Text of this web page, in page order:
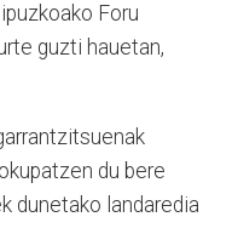
Foru
guzti hauetan,
du bere
dunetako landaredia